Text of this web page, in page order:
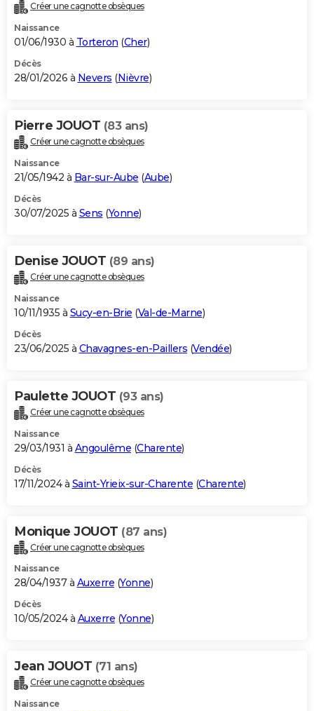
Destinations
City break
Voyage nature
Voyage de noces
Forum
Climat
+PHOTO
GUIDES D'ACHAT
BONS PLANS
Carte de Noël
Carte Bonne année
Carte Saint-Valentin
Carte Pâques
Carte d'anniversaire
DICTIONNAIRE
Dictionnaire
Biographies
Citations
Expressions
Proverbes
PROGRAMME TV
S'inscrire
Se connecter
Lycées
Collèges
Primaires
Universités
Entreprises
Service militaire
Avis de recherche
AVIS DE DÉCÈS
Bricolage
Lifestyle
Culture
Sport
Auto
Television
Voyage
Cinema
Créer une cagnotte obsèques
Naissance
01/06/1930 à Torteron (Cher)
Décès
28/01/2026 à Nevers (Nièvre)
Pierre JOUOT (83 ans)
Créer une cagnotte obsèques
Naissance
21/05/1942 à Bar-sur-Aube (Aube)
Décès
30/07/2025 à Sens (Yonne)
Denise JOUOT (89 ans)
Créer une cagnotte obsèques
Naissance
10/11/1935 à Sucy-en-Brie (Val-de-Marne)
Décès
23/06/2025 à Chavagnes-en-Paillers (Vendée)
Paulette JOUOT (93 ans)
Créer une cagnotte obsèques
Naissance
29/03/1931 à Angoulême (Charente)
Décès
17/11/2024 à Saint-Yrieix-sur-Charente (Charente)
Monique JOUOT (87 ans)
Créer une cagnotte obsèques
Naissance
28/04/1937 à Auxerre (Yonne)
Décès
10/05/2024 à Auxerre (Yonne)
Jean JOUOT (71 ans)
Créer une cagnotte obsèques
Naissance